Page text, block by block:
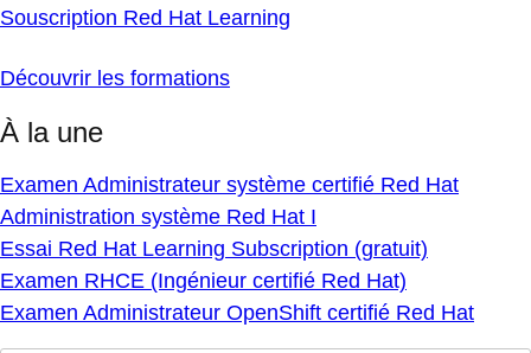
Souscription Red Hat Learning
Découvrir les formations
À la une
Examen Administrateur système certifié Red Hat
Administration système Red Hat I
Essai Red Hat Learning Subscription (gratuit)
Examen RHCE (Ingénieur certifié Red Hat)
Examen Administrateur OpenShift certifié Red Hat